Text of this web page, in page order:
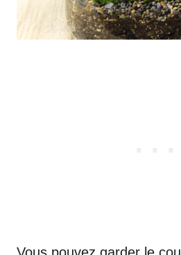
Vous pouvez garder le